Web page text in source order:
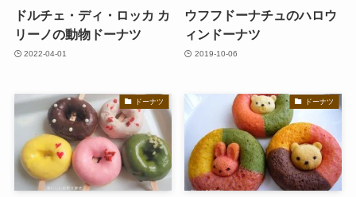
ドルチェ・ディ・ロッカ カ
リーノの動物ドーナツ
2022-04-01
ウフフドーナチュのハロウ
ィンドーナツ
2019-10-06
ドーナツ ドーナツ